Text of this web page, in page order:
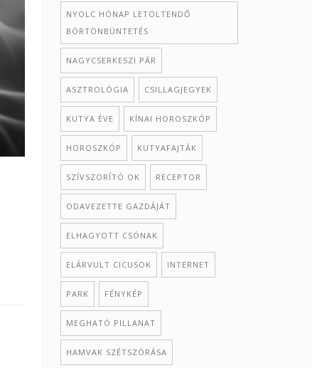
NYOLC HÓNAP LETÖLTENDŐ
BÖRTÖNBÜNTETÉS
NAGYCSERKESZI PÁR
ASZTROLÓGIA CSILLAGJEGYEK
KUTYA ÉVE KÍNAI HOROSZKÓP
HOROSZKÓP KUTYAFAJTÁK
SZÍVSZORÍTÓ OK RECEPTOR
ODAVEZETTE GAZDÁJÁT
ELHAGYOTT CSÓNAK
ELÁRVULT CICUSOK INTERNET
PARK FÉNYKÉP
MEGHATÓ PILLANAT
HAMVAK SZÉTSZÓRÁSA